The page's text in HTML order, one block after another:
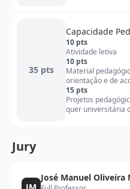
35 pts
Capacidade
10 pts
Atividade letiva
10 pts
Material
orientação e de
15 pts
Projetos
quer universitária
Jury
José Manuel Oliveira